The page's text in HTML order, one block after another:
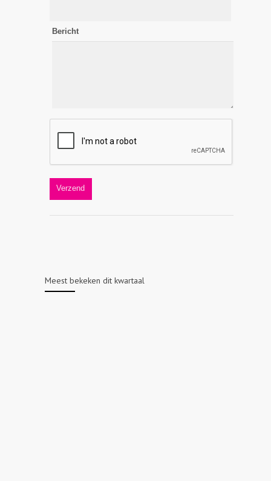
Bericht
Meest bekeken dit kwartaal